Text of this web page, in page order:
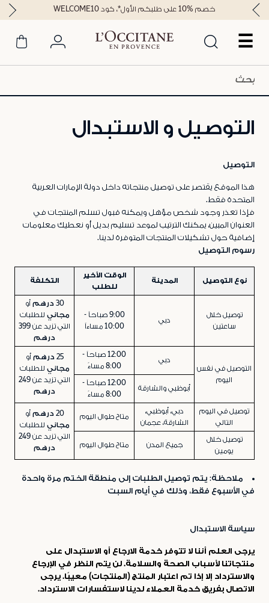
☰
خصم %10 على طلبكم الأول*، كود WELCOME10
التوصيل و الاستبدال
التوصيل
هذا الموقع يقتصر على توصيل منتجاته داخل دولة الإمارات العربية
المتحدة فقط.
فإذا تعذر وجود شخص مؤهل ويمكنه قبول تسلم المنتجات في
العنوان المبين، يمكنك الترتيب لموعد تسليم بديل أو نعطيك معلومات
إضافية حول تشكيلات المنتجات المتوفرة لدينا.
رسوم التوصيل
نوع التوصيل المدينة
الوقت الأخير
للطلب
التكلفة
توصيل خلال
ساعتين
دبي
9:00 صباحاً -
10:00 مساءاً
30 درهم
أو
مجاني للطلبات
التي تزيد عن 399
درهم
التوصيل في نفس
اليوم
دبي
12:00 صباحاً -
8:00 مساءً
25 درهم
أو
مجاني للطلبات
التي تزيد عن 249
درهم
أبوظبي والشارقة
12:00 صباحاً -
8:00 مساءً
توصيل في اليوم
التالي
دبي، أبوظبي،
الشارقة، عجمان
متاح طوال اليوم 20 درهم
أو
مجاني للطلبات
التي تزيد عن 249
درهم
توصيل خلال
يومين
جميع المدن متاح طوال اليوم
ملاحظة: يتم توصيل الطلبات إلى منطقة الختم مرة واحدة
في الأسبوع فقط، وذلك في أيام السبت
سياسة الاستبدال
يرجى العلم أننا لا تتوفر خدمة الارجاع أو الاستبدال على
منتجاتنا لأسباب الصحة والسلامة. لن يتم النظر في الإرجاع
والاسترداد إلا إذا تم اعتبار المنتج (المنتجات) معيبًا. يرجى
الاتصال بفريق خدمة العملاء لدينا لاستفسارات الاسترداد.